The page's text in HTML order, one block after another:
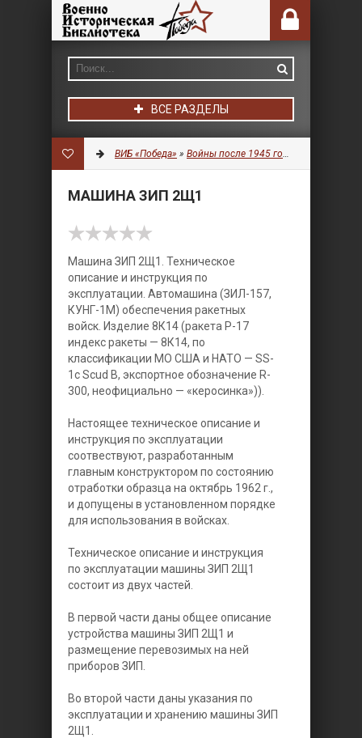
ВСЕ РАЗДЕЛЫ
ВИБ «Победа» » Войны после 1945 года
МАШИНА ЗИП 2Щ1
Машина ЗИП 2Щ1. Техническое
описание и инструкция по
эксплуатации. Автомашина (ЗИЛ-157,
КУНГ-1М) обеспечения ракетных
войск. Изделие 8К14 (ракета Р-17
индекс ракеты — 8К14, по
классификации МО США и НАТО — SS-
1c Scud B, экспортное обозначение R-
300, неофициально — «керосинка»)).
Настоящее техническое описание и
инструкция по эксплуатации
соотвествуют, разработанным
главным конструктором по состоянию
отработки образца на октябрь 1962 г.,
и допущены в установленном порядке
для использования в войсках.
Техническое описание и инструкция
по эксплуатации машины ЗИП 2Щ1
состоит из двух частей.
В первой части даны общее описание
устройства машины ЗИП 2Щ1 и
размещение перевозимых на ней
приборов ЗИП.
Во второй части даны указания по
эксплуатации и хранению машины ЗИП
2Щ1.